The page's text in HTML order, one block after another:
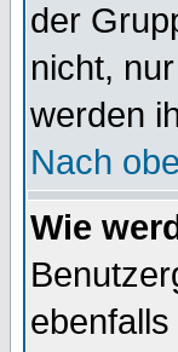
der
nicht,
werden
Nach
Wie